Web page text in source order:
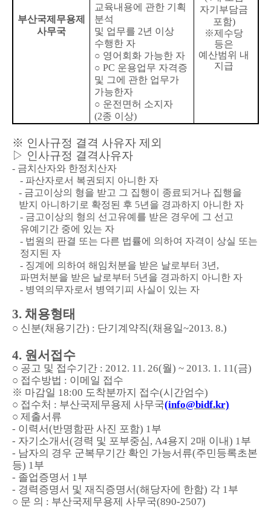
부산국제무용제
사무국
교육내용에 관한기획
분석
및 업무를 2년 이상
수행한 자
○ 영어회화 가능한 자
○ PC 운용업무 자격증
및 그에 관한 업무가
가능한자
○ 운전면허 소지자
(2종 이상)
자기부담금
포함)
※제수당
등은
예산범위 내
지급
※ 인사규정 결격 사유자 제외
▷ 인사규정 결격사유자
- 금치산자와 한정치산자
- 파산자로서 복권되지 아니한 자
- 금고이상의 형을 받고 그 집행이 종료되거나 집행을
받지 아니하기로 확정된 후 5년을 경과하지 아니한 자
- 금고이상의 형의 선고유예를 받은 경우에 그 선고
유예기간 중에 있는 자
- 법원의 판결 또는 다른 법률에 의하여 자격이 상실 또는
정지된 자
- 징계에 의하여 해임처분을 받은 날로부터 3년,
파면처분을 받은 날로부터 5년을 경과하지 아니한 자
- 병역의무자로서 병역기피 사실이 있는 자
3. 채용형태
○ 신분(채용기간) : 단기계약직(채용일~2013. 8.)
4. 원서접수
○ 공고 및 접수기간 : 2012. 11. 26(월) ~ 2013. 1. 11(금)
○ 접수방법 : 이메일 접수
※ 마감일 18:00 도착분까지 접수(시간엄수)
○ 접수처 : 부산국제무용제 사무국(info@bidf.kr)
○ 제출서류
- 이력서(반명함판 사진 포함) 1부
- 자기소개서(경력 및 포부중심, A4용지 2매 이내) 1부
- 남자의 경우 군복무기간 확인 가능서류(주민등록초본
등) 1부
- 졸업증명서 1부
- 경력증명서 및 재직증명서(해당자에 한함) 각 1부
○ 문 의 : 부산국제무용제 사무국(890-2507)